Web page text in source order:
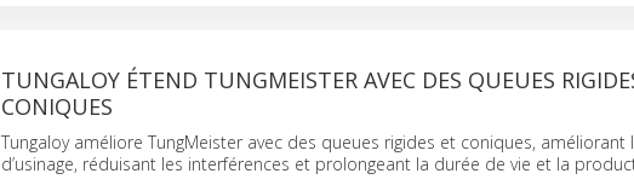
TUNGALOY ÉTEND TUNGMEISTER AVEC DES QUEUES
CONIQUES
Tungaloy améliore TungMeister avec des queues rigides et coniques, améliorant
d’usinage, réduisant les interférences et prolongeant la durée de vie et la